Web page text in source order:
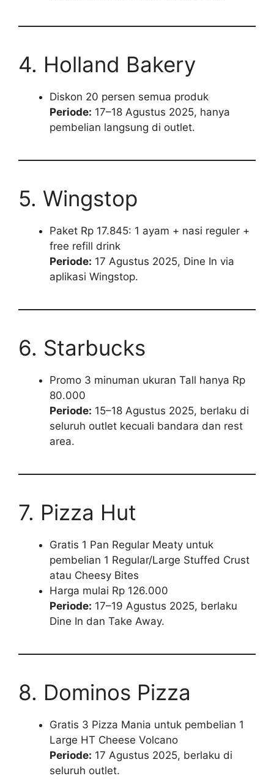
4. Holland Bakery
Diskon 20 persen semua produk
Periode: 17–18 Agustus 2025, hanya
pembelian langsung di outlet.
5. Wingstop
Paket Rp 17.845: 1 ayam + nasi reguler +
free refill drink
Periode: 17 Agustus 2025, Dine In via
aplikasi Wingstop.
6. Starbucks
Promo 3 minuman ukuran Tall hanya Rp
80.000
Periode: 15–18 Agustus 2025, berlaku di
seluruh outlet kecuali bandara dan rest
area.
7. Pizza Hut
Gratis 1 Pan Regular Meaty untuk
pembelian 1 Regular/Large Stuffed Crust
atau Cheesy Bites
Harga mulai Rp 126.000
Periode: 17–19 Agustus 2025, berlaku
Dine In dan Take Away.
8. Dominos Pizza
Gratis 3 Pizza Mania untuk pembelian 1
Large HT Cheese Volcano
Periode: 17 Agustus 2025, berlaku di
seluruh outlet.